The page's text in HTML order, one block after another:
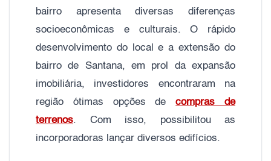
bairro apresenta diversas diferenças
socioeconômicas e culturais. O rápido
desenvolvimento do local e a extensão do
bairro de Santana, em prol da expansão
imobiliária, investidores encontraram na
região ótimas opções decompras de
terrenos. Com isso, possibilitou as
incorporadoras lançar diversos edifícios.